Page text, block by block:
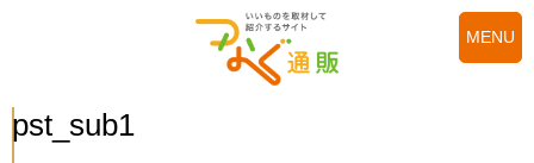
MENU
pst_sub1